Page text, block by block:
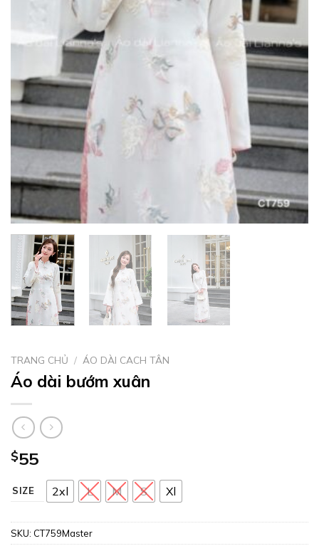
TRANG CHỦ / ÁO DÀI CACH TÂN
Áo dài bướm xuân
$55
SIZE 2xl L M S Xl
SKU: CT759Master